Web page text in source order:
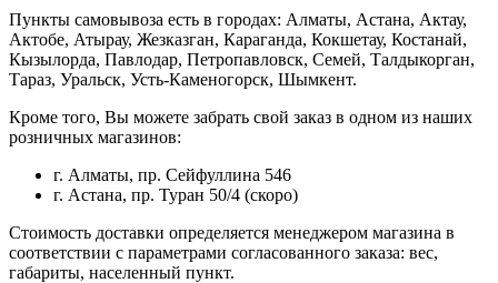
Пункты самовывоза есть в городах: Алматы, Астана, Актау,
Актобе, Атырау, Жезказган, Караганда, Кокшетау, Костанай,
Кызылорда, Павлодар, Петропавловск, Семей, Талдыкорган,
Тараз, Уральск, Усть-Каменогорск, Шымкент.
Кроме того, Вы можете забрать свой заказ в одном из наших
розничных магазинов:
г. Алматы, пр. Сейфуллина 546
г. Астана, пр. Туран 50/4 (скоро)
Стоимость доставки определяется менеджером магазина в
соответствии с параметрами согласованного заказа: вес,
габариты, населенный пункт.